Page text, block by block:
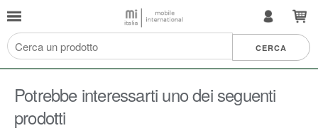
Potrebbe interessarti uno dei seguenti
prodotti